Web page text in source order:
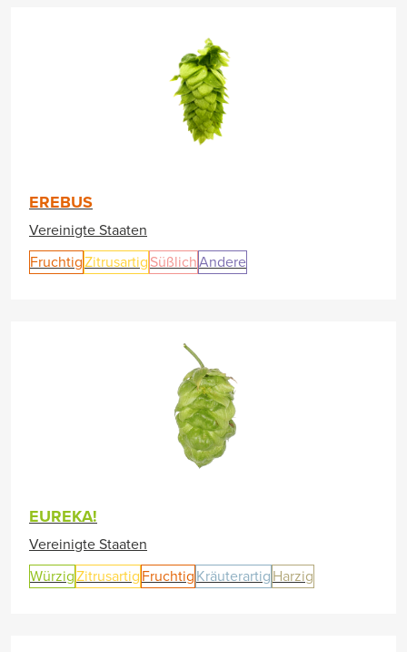
EREBUS
Vereinigte Staaten
FruchtigZitrusartig SüßlichAndere
EUREKA!
Vereinigte Staaten
WürzigZitrusartig Fruchtig Kräuterartig Harzig